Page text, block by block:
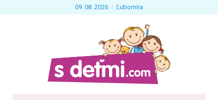
09. 08. 2026 Ľubomíra